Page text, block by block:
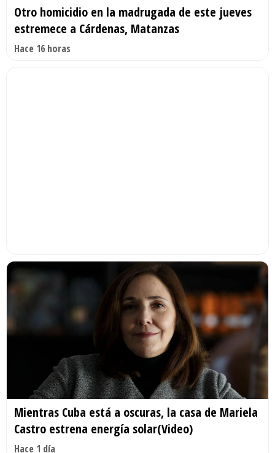
Otro homicidio en la madrugada de este jueves
estremece a Cárdenas, Matanzas
Hace 16 horas
Mientras Cuba está a oscuras, la casa de Mariela
Castro estrena energía solar(Video)
Hace 1 día